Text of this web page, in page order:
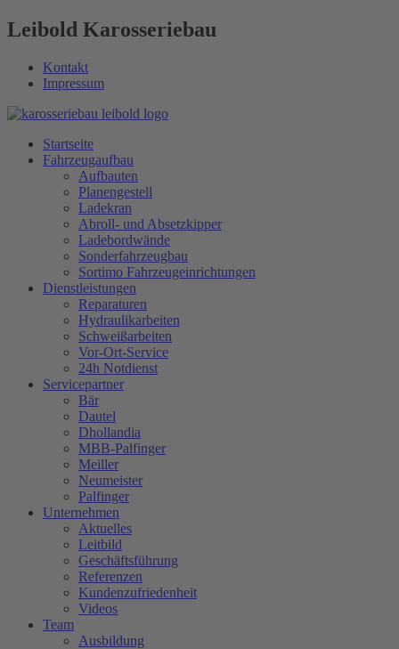
Leibold Karosseriebau
Kontakt
Impressum
Startseite
Fahrzeugaufbau
Aufbauten
Planengestell
Ladekran
Abroll- und Absetzkipper
Ladebordwände
Sonderfahrzeugbau
Sortimo Fahrzeugeinrichtungen
Dienstleistungen
Reparaturen
Hydraulikarbeiten
Schweißarbeiten
Vor-Ort-Service
24h Notdienst
Servicepartner
Bär
Dautel
Dhollandia
MBB-Palfinger
Meiller
Neumeister
Palfinger
Unternehmen
Aktuelles
Leitbild
Geschäftsführung
Referenzen
Kundenzufriedenheit
Videos
Team
Ausbildung